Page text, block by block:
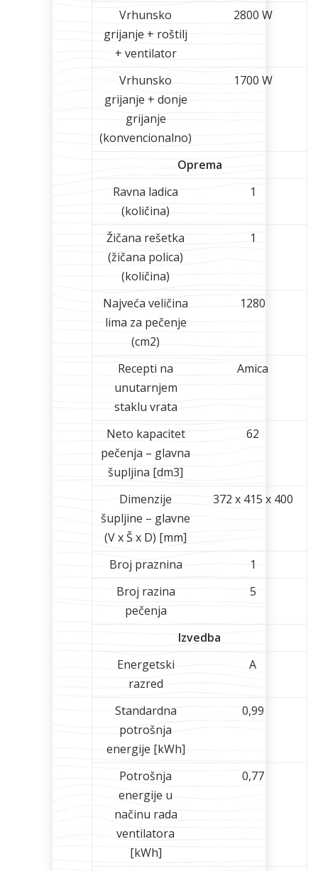
Vrhunsko
grijanje + roštilj
+ ventilator
2800 W
Vrhunsko
grijanje + donje
grijanje
(konvencionalno)
1700 W
Oprema
Ravna ladica
(količina)
1
Žičana rešetka
(žičana polica)
(količina)
1
Najveća veličina
lima za pečenje
(cm2)
1280
Recepti na
unutarnjem
staklu vrata
Amica
Neto kapacitet
pečenja – glavna
šupljina [dm3]
62
Dimenzije
šupljine – glavne
(V x Š x D) [mm]
372 x 415 x 400
Broj praznina
1
Broj razina
pečenja
5
Izvedba
Energetski
razred
A
Standardna
potrošnja
energije [kWh]
0,99
Potrošnja
energije u
načinu rada
ventilatora
[kWh]
0,77